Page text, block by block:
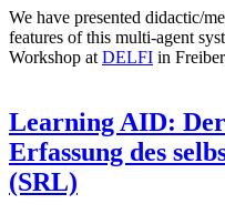
We have presented didactic/
features of this multi-agent
Workshop at DELFI in
Learning AID:
Erfassung des
(SRL)